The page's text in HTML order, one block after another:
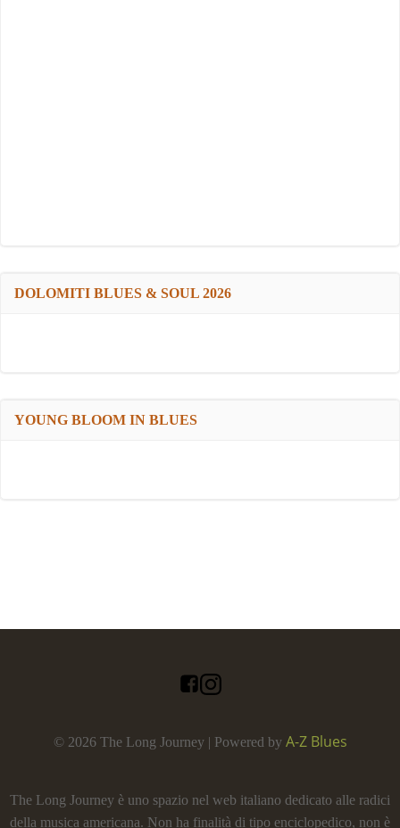
DOLOMITI BLUES & SOUL 2026
YOUNG BLOOM IN BLUES
© 2026 The Long Journey | Powered by A-Z Blues
The Long Journey è uno spazio nel web italiano dedicato alle radici
della musica americana. Non ha finalità di tipo enciclopedico, non è